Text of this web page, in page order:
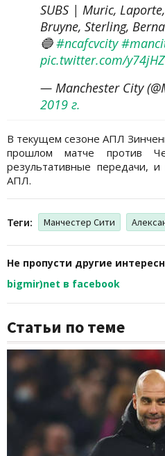
SUBS | Muric,
Bruyne, Sterling,
🔵#ncafcvcity
pic.twitter.com/
— Manchester City
2019 г.
В текущем сезоне АПЛ
прошлом матче против
результативные передачи,
АПЛ.
Теги: Манчестер Сити
Не пропусти другие
bigmir)net в facebook
Статьи по теме